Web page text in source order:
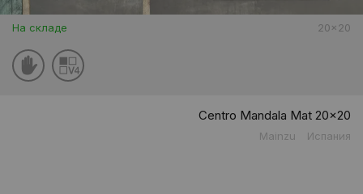
На складе 20x20
Centro Mandala Mat 20x20
Mainzu Испания